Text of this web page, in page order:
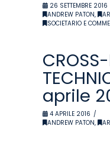
26 SETTEMBRE 2016
ANDREW PATON,
SOCIETARIO E
aprile
4 APRILE 2016
ANDREW PATON,